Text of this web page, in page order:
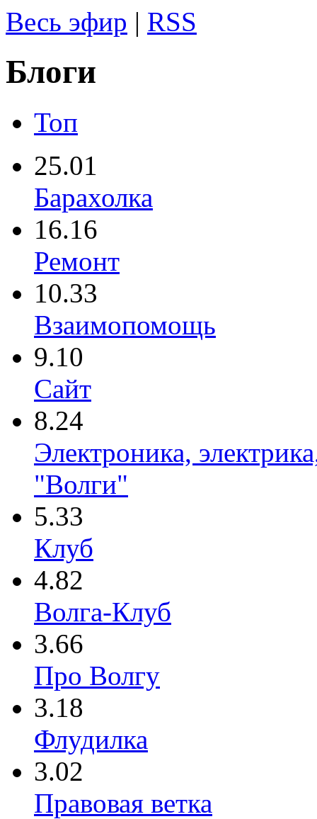
Весь эфир | RSS
Блоги
Топ
25.01
Барахолка
16.16
Ремонт
10.33
Взаимопомощь
9.10
Сайт
8.24
Электроника,
"Волги"
5.33
Клуб
4.82
Волга-Клуб
3.66
Про Волгу
3.18
Флудилка
3.02
Правовая ветка